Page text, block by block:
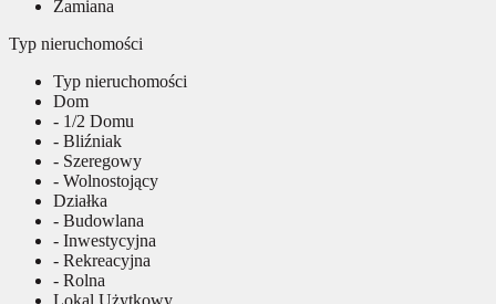
Zamiana
Typ nieruchomości
Typ nieruchomości
Dom
- 1/2 Domu
- Bliźniak
- Szeregowy
- Wolnostojący
Działka
- Budowlana
- Inwestycyjna
- Rekreacyjna
- Rolna
Lokal Użytkowy